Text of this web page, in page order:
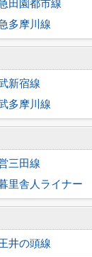
田園都市線
多摩川線
新宿線
多摩川線
三田線
里舎人ライナー
井の頭線